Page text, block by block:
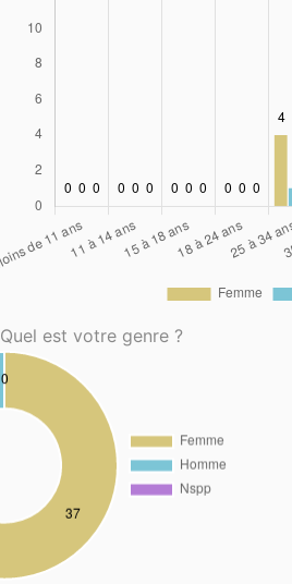
Quel est votre genre ?